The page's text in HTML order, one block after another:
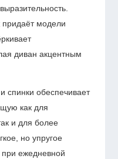
придаёт модели
диван акцентным
обеспечивает
как для
и для более
но упругое
ежедневной